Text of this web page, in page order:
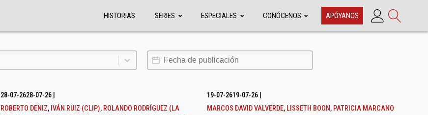
HISTORIAS SERIES ESPECIALES CONÓCENOS APÓYANOS
Fecha de publicación
28-07-2628-07-26
ROBERTO DENIZ, IVÁN RUIZ (CLIP), ROLANDO RODRÍGUEZ (LA
19-07-2619-07-26|
MARCOS DAVID VALVERDE, LISSETH BOON, PATRICIA MARCANO